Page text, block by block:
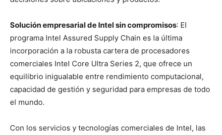
Solución empresarial de Intel sin compromisos: El
programa Intel Assured Supply Chain es la última
incorporación a la robusta cartera de procesadores
comerciales Intel Core Ultra Series 2, que ofrece un
equilibrio inigualable entre rendimiento computacional,
capacidad de gestión y seguridad para empresas de todo
el mundo.
Con los servicios y tecnologías comerciales de Intel, las